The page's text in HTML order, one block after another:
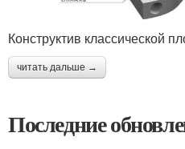
Конструктив классической
читать дальше →
Последние